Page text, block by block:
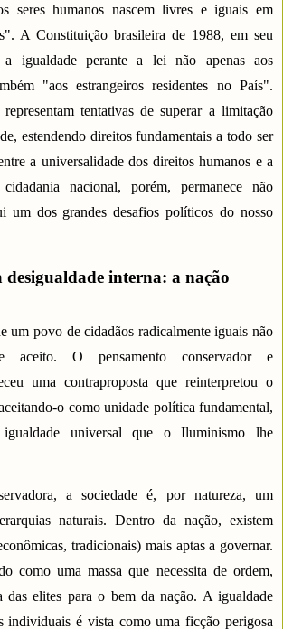
seres humanos nascem livres e iguais em
A Constituição brasileira de 1988, em seu
a igualdade perante a lei não apenas aos
"aos estrangeiros residentes no País".
representam tentativas de superar a limitação
estendendo direitos fundamentais a todo ser
a universalidade dos direitos humanos e a
nacional, porém, permanece não
um dos grandes desafios políticos do nosso
interna: a nação
um povo de cidadãos radicalmente iguais não
aceito. O pensamento conservador e
uma contraproposta que reinterpretou o
o como unidade política fundamental,
universal que o Iluminismo lhe
a sociedade é, por natureza, um
naturais. Dentro da nação, existem
tradicionais) mais aptas a governar.
como uma massa que necessita de ordem,
das elites para o bem da nação. A igualdade
individuais é vista como uma ficção perigosa